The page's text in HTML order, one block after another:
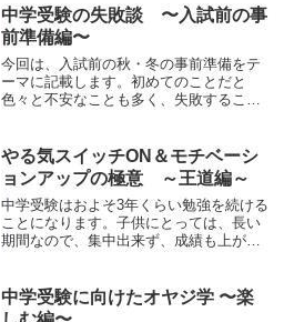
教訓としてそういうアクションを取らな
いように振り返れればと...
中学受験の失敗談 〜入試前の事
前準備編〜
今回は、入試前の秋・冬の事前準備をテ
ーマに記載します。初めてのことだと
色々と不安なことも多く、失敗すること
の中学受験に備えましょう。中学受験の
失敗談について、他の記事を...
やる気スイッチON＆モチベーシ
ョンアップの極意 ～王道編～
中学受験はおよそ3年くらい勉強を続ける
ことになります。子供にとっては、長い
期間なので、集中出来ず、成績も上がら
せんが、まあ、子供のやる気のエンジン
が掛かるのにはキッカケ...
中学受験に向けたオヤジ学 〜楽